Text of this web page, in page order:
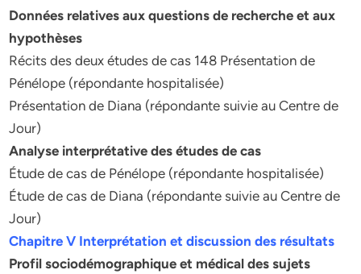
Données relatives aux questions de recherche et aux
hypothèses
Récits des deux études de cas 148 Présentation de
Pénélope (répondante hospitalisée)
Présentation de Diana (répondante suivie au Centre de
Jour)
Analyse interprétative des études de cas
Étude de cas de Pénélope (répondante hospitalisée)
Étude de cas de Diana (répondante suivie au Centre de
Jour)
Chapitre V Interprétation et discussion des résultats
Profil sociodémographique et médical des sujets